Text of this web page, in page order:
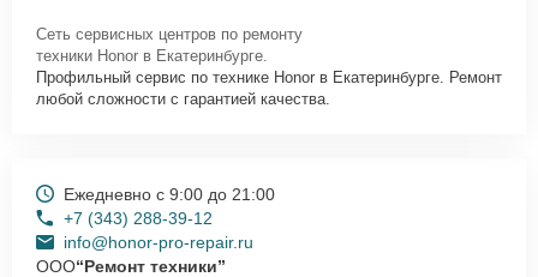
Сеть сервисных центров по ремонту
техники Honor в Екатеринбурге.
Профильный сервис по технике Honor в Екатеринбурге. Ремонт
любой сложности с гарантией качества.
Ежедневно с 9:00 до 21:00
+7 (343) 288-39-12
info@honor-pro-repair.ru
ООО“Ремонт техники”